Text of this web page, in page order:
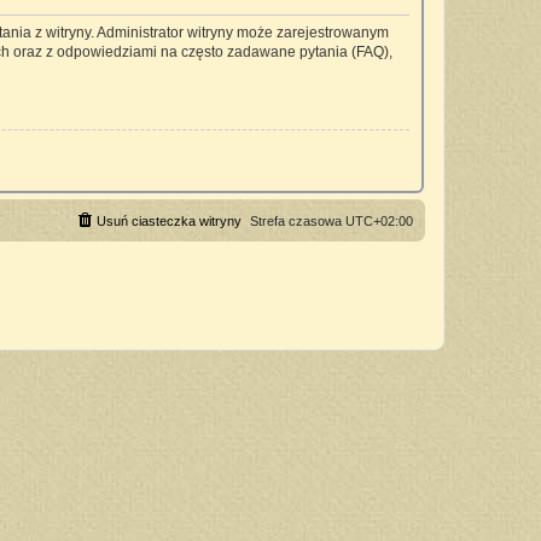
z witryny. Administrator witryny może zarejestrowanym
z odpowiedziami na często zadawane pytania (FAQ),
Strefa czasowa UTC+02:00
Usuń ciasteczka witryny